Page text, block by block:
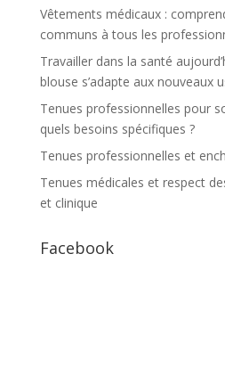
Vêtements médicaux :
communs à tous les
Travailler dans la santé
blouse s’adapte aux nouveaux
Tenues professionnelles pour
quels besoins spécifiques ?
Tenues professionnelles et
Tenues médicales et respect
et clinique
Facebook